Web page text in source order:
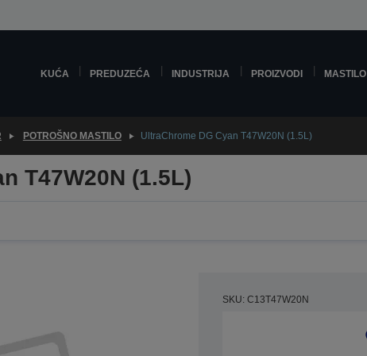
KUĆA PREDUZEĆA INDUSTRIJA PROIZVODI MASTILO
POTROŠNO MASTILO UltraChrome DG Cyan T47W20N (1.5L)
T47W20N (1.5L)
SKU: C13T47W20N